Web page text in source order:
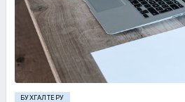
БУХГАЛТЕРУ